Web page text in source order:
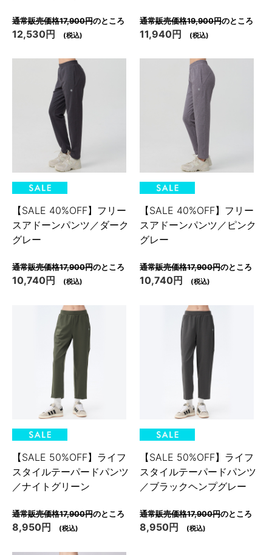
通常販売価格17,900円のところ
12,530円 (税込)
通常販売価格19,900円のところ
11,940円 (税込)
【SALE 40%OFF】フリー
スアドーンパンツ／ダーク
グレー
通常販売価格17,900円のところ
10,740円 (税込)
【SALE 40%OFF】フリー
スアドーンパンツ／ピンク
グレー
通常販売価格17,900円のところ
10,740円 (税込)
【SALE 50%OFF】ライフ
スタイルテーパードパンツ
／ナイトグリーン
通常販売価格17,900円のところ
8,950円 (税込)
【SALE 50%OFF】ライフ
スタイルテーパードパンツ
／ブラックヘンプグレー
通常販売価格17,900円のところ
8,950円 (税込)